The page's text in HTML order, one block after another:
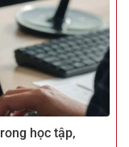
học tập,